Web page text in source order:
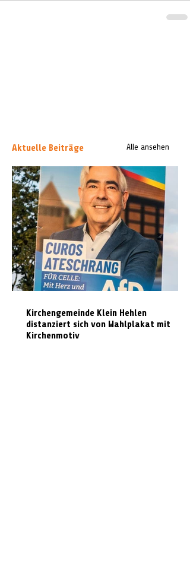
Aktuelle Beiträge Alle ansehen
Kirchengemeinde Klein Hehlen
distanziert sich von Wahlplakat mit
Kirchenmotiv